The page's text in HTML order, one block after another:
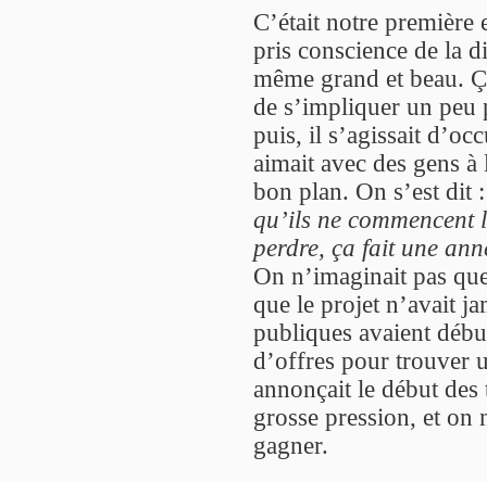
C’était notre première
pris conscience de la
même grand et beau.
de s’impliquer un peu
puis, il s’agissait
aimait avec des gens
bon plan. On s’est dit
qu’ils ne
perdre, ça fait une
On n’imaginait pas
que le projet n’avait
publiques avaient
d’offres pour trouver
annonçait le début
grosse pression, et on
gagner.